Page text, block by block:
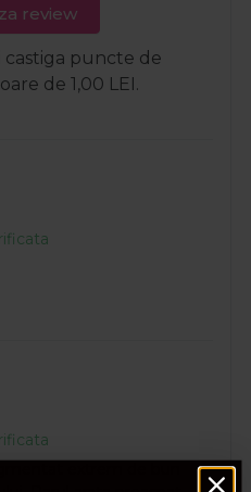
review
castiga puncte de
de 1,00 LEI.